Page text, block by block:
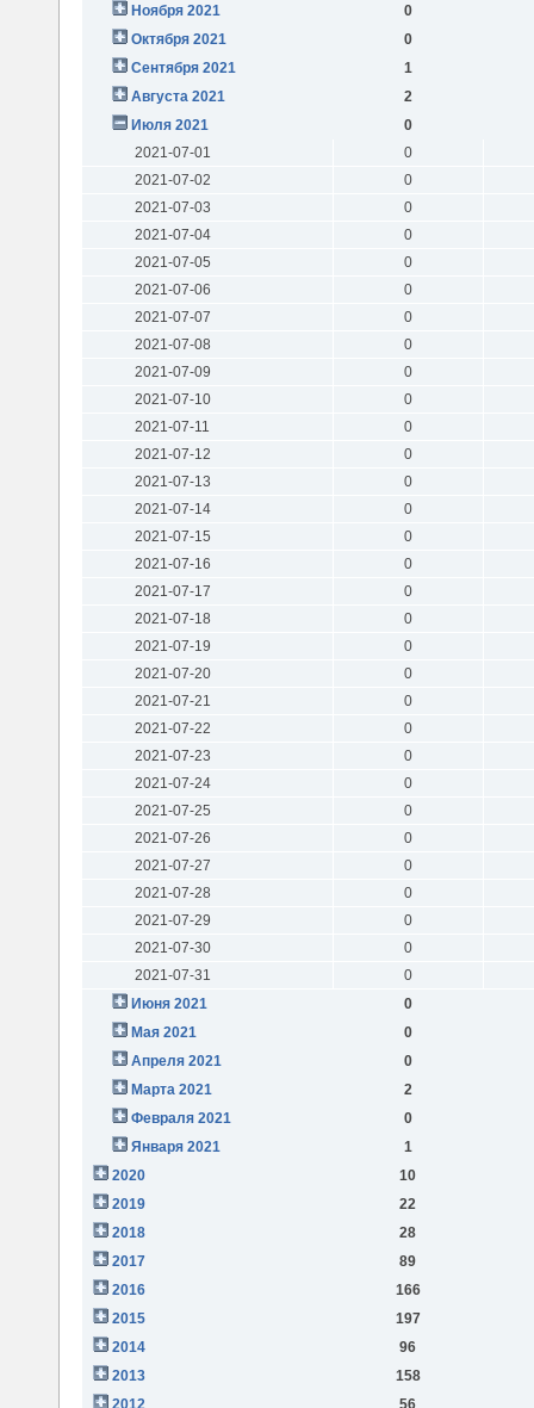
Ноября 2021
0
Октября 2021
0
Сентября 2021
1
Августа 2021
2
Июля 2021
0
2021-07-01
0
2021-07-02
0
2021-07-03
0
2021-07-04
0
2021-07-05
0
2021-07-06
0
2021-07-07
0
2021-07-08
0
2021-07-09
0
2021-07-10
0
2021-07-11
0
2021-07-12
0
2021-07-13
0
2021-07-14
0
2021-07-15
0
2021-07-16
0
2021-07-17
0
2021-07-18
0
2021-07-19
0
2021-07-20
0
2021-07-21
0
2021-07-22
0
2021-07-23
0
2021-07-24
0
2021-07-25
0
2021-07-26
0
2021-07-27
0
2021-07-28
0
2021-07-29
0
2021-07-30
0
2021-07-31
0
Июня 2021
0
Мая 2021
0
Апреля 2021
0
Марта 2021
2
Февраля 2021
0
Января 2021
1
2020
10
2019
22
2018
28
2017
89
2016
166
2015
197
2014
96
2013
158
2012
56